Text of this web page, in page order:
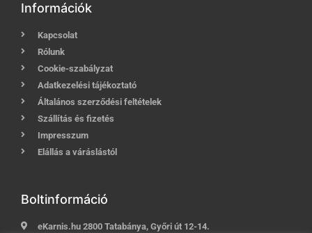
Információk
Kapcsolat
Rólunk
Cookie-szabályzat
Adatkezelési tájékoztató
Általános szerződési feltételek
Szállítás és fizetés
Impresszum
Elállás a váráslástól
Boltinformáció
eKarnis.hu 2800 Tatabánya, Győri út 12-14.